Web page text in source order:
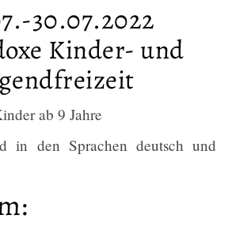
30.07.2022
Kinder- und
ab 9 Jahre
in den Sprachen deutsch und